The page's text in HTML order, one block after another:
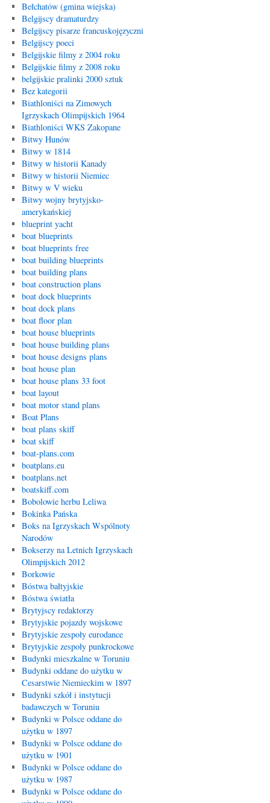
Bełchatów (gmina wiejska)
Belgijscy dramaturdzy
Belgijscy pisarze francuskojęzyczni
Belgijscy poeci
Belgijskie filmy z 2004 roku
Belgijskie filmy z 2008 roku
belgijskie pralinki 2000 sztuk
Bez kategorii
Biathloniści na Zimowych
Igrzyskach Olimpijskich 1964
Biathloniści WKS Zakopane
Bitwy Hunów
Bitwy w 1814
Bitwy w historii Kanady
Bitwy w historii Niemiec
Bitwy w V wieku
Bitwy wojny brytyjsko-
amerykańskiej
blueprint yacht
boat blueprints
boat blueprints free
boat building blueprints
boat building plans
boat construction plans
boat dock blueprints
boat dock plans
boat floor plan
boat house blueprints
boat house building plans
boat house designs plans
boat house plan
boat house plans 33 foot
boat layout
boat motor stand plans
Boat Plans
boat plans skiff
boat skiff
boat-plans.com
boatplans.eu
boatplans.net
boatskiff.com
Bobolowie herbu Leliwa
Bokinka Pańska
Boks na Igrzyskach Wspólnoty
Narodów
Bokserzy na Letnich Igrzyskach
Olimpijskich 2012
Borkowie
Bóstwa bałtyjskie
Bóstwa światła
Brytyjscy redaktorzy
Brytyjskie pojazdy wojskowe
Brytyjskie zespoły eurodance
Brytyjskie zespoły punkrockowe
Budynki mieszkalne w Toruniu
Budynki oddane do użytku w
Cesarstwie Niemieckim w 1897
Budynki szkół i instytucji
badawczych w Toruniu
Budynki w Polsce oddane do
użytku w 1897
Budynki w Polsce oddane do
użytku w 1901
Budynki w Polsce oddane do
użytku w 1987
Budynki w Polsce oddane do